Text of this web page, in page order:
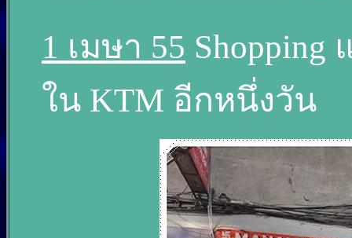
1 เมษา 55 Shopping
ใน KTM อีกหนึ่งวัน